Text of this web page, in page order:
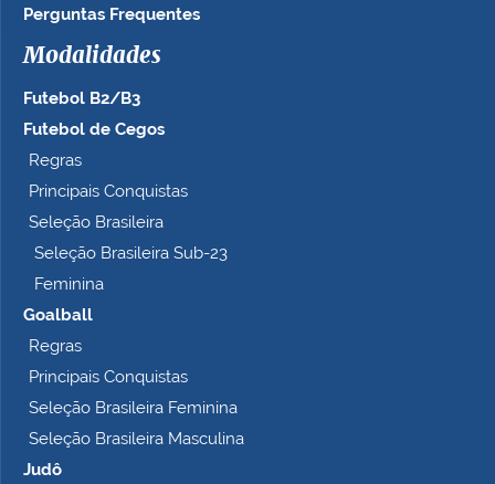
n
o
o
m
e
t
Perguntas Frequentes
Modalidades
Futebol B2/B3
Futebol de Cegos
Regras
Principais Conquistas
Seleção Brasileira
Seleção Brasileira Sub-23
Feminina
Goalball
Regras
Principais Conquistas
Seleção Brasileira Feminina
Seleção Brasileira Masculina
Judô